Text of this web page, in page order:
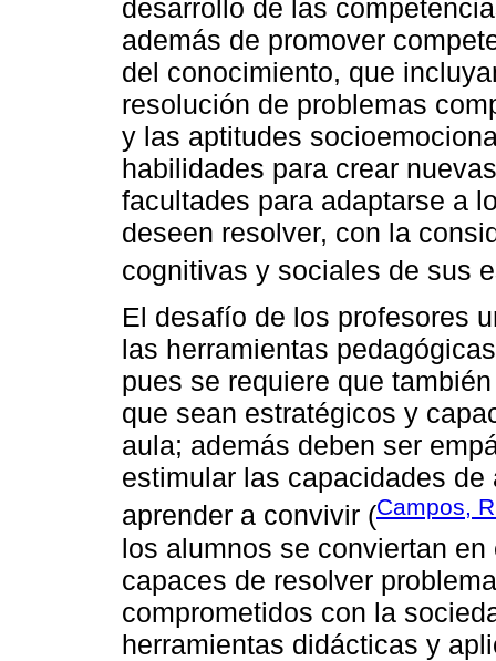
desarrollo de las
además de promover
del conocimiento, que
resolución de problemas
y las aptitudes
habilidades para crear
facultades para adaptarse a
deseen resolver, con la
cognitivas y sociales de sus
El desafío de los profesores
las herramientas
pues se requiere que
que sean estratégicos y
aula; además deben ser
estimular las capacidades
aprender a convivir (Campos,
los alumnos se conviertan
capaces de resolver
comprometidos con la
herramientas didácticas y